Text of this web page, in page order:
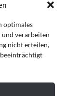
optimales
und verarbeiten
nicht erteilen,
Datenschutz